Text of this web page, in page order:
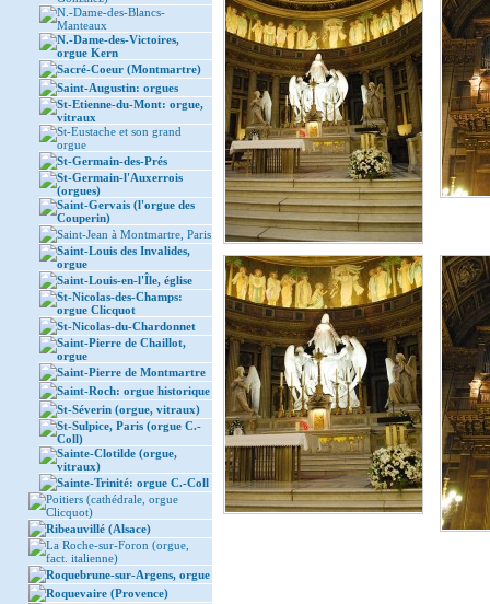
N.-Dame-des-Blancs-
Manteaux
N.-Dame-des-Victoires,
orgue Kern
Sacré-Coeur (Montmartre)
Saint-Augustin: orgues
St-Etienne-du-Mont: orgue,
vitraux
St-Eustache et son grand
orgue
St-Germain-des-Prés
St-Germain-l'Auxerrois
(orgues)
Saint-Gervais (l'orgue des
Couperin)
Saint-Jean à Montmartre, Paris
Saint-Louis des Invalides,
orgue
Saint-Louis-en-l'Île, église
St-Nicolas-des-Champs:
orgue Clicquot
St-Nicolas-du-Chardonnet
Saint-Pierre de Chaillot,
orgue
Saint-Pierre de Montmartre
Saint-Roch: orgue historique
St-Séverin (orgue, vitraux)
St-Sulpice, Paris (orgue C.-
Coll)
Sainte-Clotilde (orgue,
vitraux)
Sainte-Trinité: orgue C.-Coll
Poitiers (cathédrale, orgue
Clicquot)
Ribeauvillé (Alsace)
La Roche-sur-Foron (orgue,
fact. italienne)
Roquebrune-sur-Argens, orgue
Roquevaire (Provence)